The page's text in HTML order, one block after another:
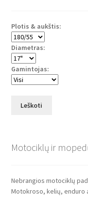
Plotis & aukštis:
Diametras:
Gamintojas:
Leškoti
Motociklų ir
Nebrangios motociklų
Motokroso, kelių, enduro